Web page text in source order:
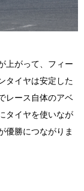
上がって、フィー
タイヤは安定した
レース自体のアベ
タイヤを使いなが
優勝につながりま